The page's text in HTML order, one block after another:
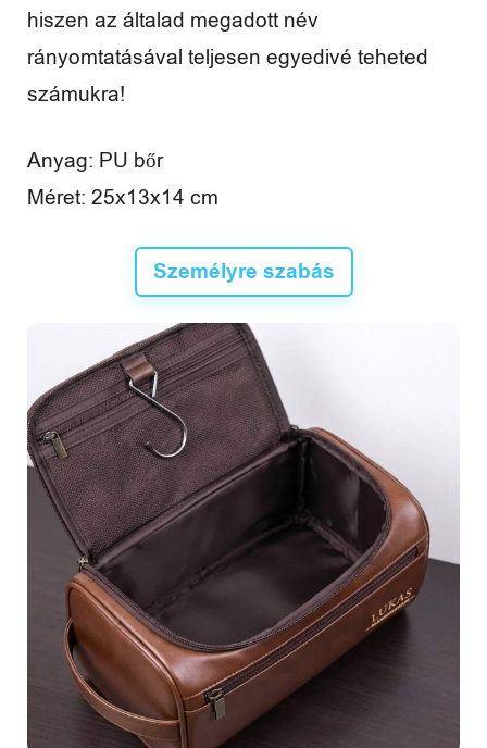
hiszen az általad megadott név
rányomtatásával teljesen egyedivé teheted
számukra!
Anyag: PU bőr
Méret: 25x13x14 cm
Személyre szabás